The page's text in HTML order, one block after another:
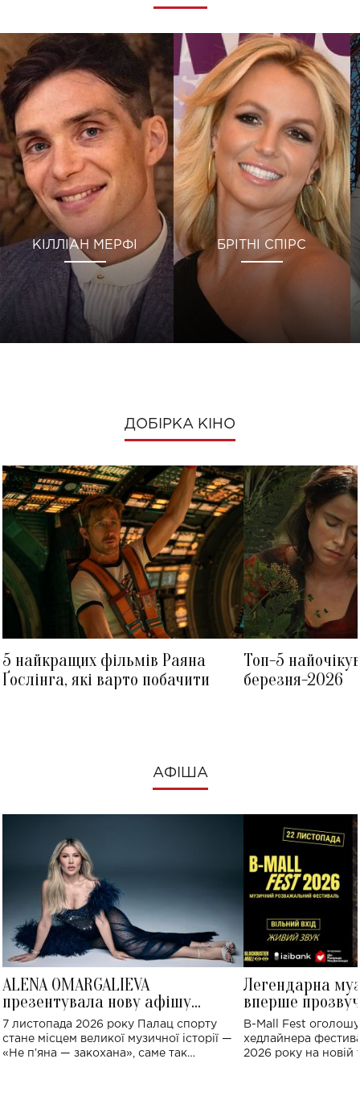
КІЛЛІАН МЕРФІ БРІТНІ СПІРС
ДОБІРКА КІНО
5 найкращих фільмів Раяна
Ґослінга, які варто побачити
Топ-5
березня-2026
АФІША
ALENA OMARGALIEVA
презентувала нову афішу
великого концерту в Палаці
спорту
7 листопада 2026 року Палац спорту
стане місцем великої музичної історії —
«Не пʼяна — закохана», саме так
Легендарна
вперше
Україні: де
B-Mall Fest
хедлайнера
2026 року на новій